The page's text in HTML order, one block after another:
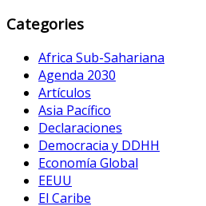
Categories
Africa Sub-Sahariana
Agenda 2030
Artículos
Asia Pacífico
Declaraciones
Democracia y DDHH
Economía Global
EEUU
El Caribe